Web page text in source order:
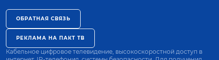
ОБРАТНАЯ СВЯЗЬ
РЕКЛАМА НА ПАКТ ТВ
Кабельное цифровое телевидение, высокоскоростной доступ в